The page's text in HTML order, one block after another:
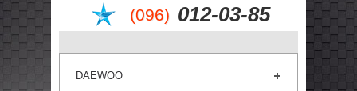
(096) 012-03-85
DAEWOO